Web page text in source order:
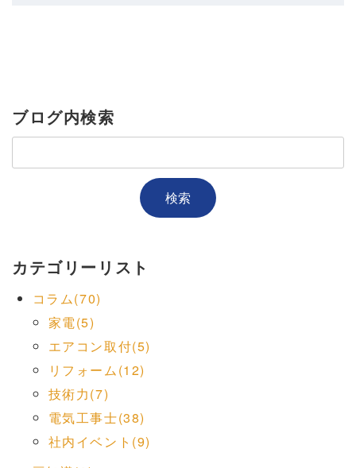
ブログ内検索
カテゴリーリスト
コラム(70)
家電(5)
エアコン取付(5)
リフォーム(12)
技術力(7)
電気工事士(38)
社内イベント(9)